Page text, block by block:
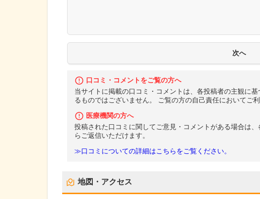
口コミ・コメントをご覧の方へ
当サイトに掲載の口コミ・コメントは、各投稿者の主観に
るものではございません。 ご覧の方の自己責任においてご利
医療機関の方へ
投稿された口コミに関してご意見・コメントがある場合は
らご返信いただけます。
≫口コミについての詳細はこちらをご覧ください。
地図・アクセス